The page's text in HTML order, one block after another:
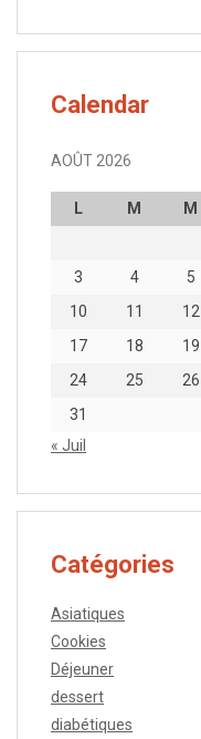
Calendar
AOÛT 2026
L M M
3
4 5
10
11 12
17
18 19
24
25 26
31
« Juil
Catégories
Asiatiques
Cookies
Déjeuner
dessert
diabétiques